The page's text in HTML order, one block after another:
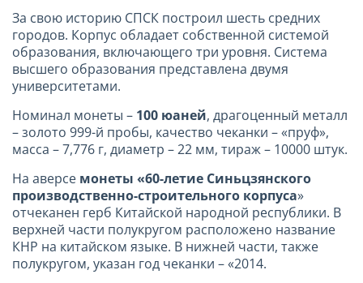
За свою историю СПСК построил шесть средних
городов. Корпус обладает собственной системой
образования, включающего три уровня. Система
высшего образования представлена двумя
университетами.
Номинал монеты – 100 юаней, драгоценный металл
– золото 999-й пробы, качество чеканки – «пруф»,
масса – 7,776 г, диаметр – 22 мм, тираж – 10000 штук.
На аверсе монеты «60-летие Синьцзянского
производственно-строительного корпуса»
отчеканен герб Китайской народной республики. В
верхней части полукругом расположено название
КНР на китайском языке. В нижней части, также
полукругом, указан год чеканки – «2014.